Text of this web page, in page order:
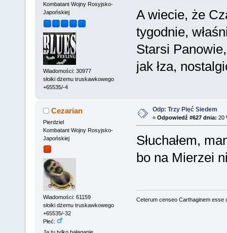
Kombatant Wojny Rosyjsko-
Japońskiej
Wiadomości: 30977
słoiki dżemu truskawkowego
+65535/-4
A wiecie, że
tygodnie,
Starsi
jak łza,
Cezarian
Pierdziel
Kombatant Wojny Rosyjsko-
Japońskiej
Wiadomości: 61159
słoiki dżemu truskawkowego
+65535/-32
Płeć:
Odp: Trzy Pięć Siedem
« Odpowiedź #627 dnia: 20
Słuchałem,
bo na Mierzei
Ceterum censeo Carthaginem esse